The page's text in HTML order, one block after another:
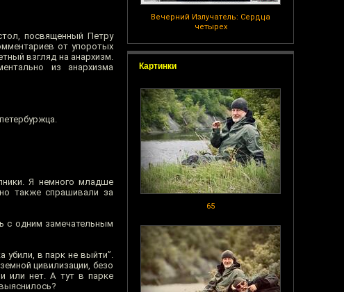
Вечерний Излучатель: Сердца
четырех
Картинки
65
посвященный Петру
от упоротых
взгляд на анархизм.
из анархизма
Я немного младше
также спрашивали за
с одним замечательным
убили, в парк не выйти”.
цивилизации, безо
или нет. А тут в парке